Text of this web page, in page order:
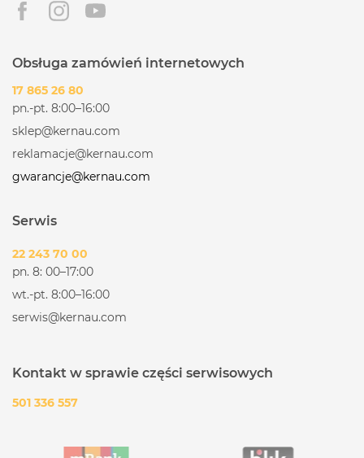
Obsługa zamówień internetowych
17 865 26 80
pn.-pt. 8:00–16:00
sklep@kernau.com
reklamacje@kernau.com
gwarancje@kernau.com
Serwis
22 243 70 00
pn. 8: 00–17:00
wt.-pt. 8:00–16:00
serwis@kernau.com
Kontakt w sprawie części serwisowych
501 336 557